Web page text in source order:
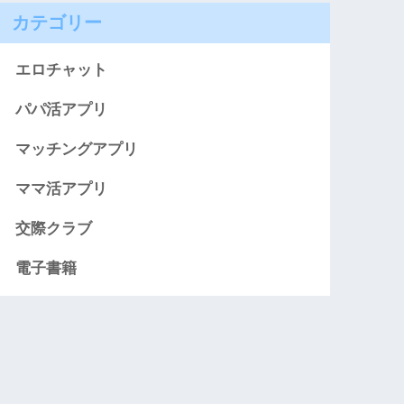
カテゴリー
エロチャット
パパ活アプリ
マッチングアプリ
ママ活アプリ
交際クラブ
電子書籍